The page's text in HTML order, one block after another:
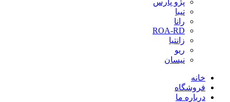
پژو پارس
تیبا
رانا
ROA-RD
زانتیا
ریو
نیسان
خانه
فروشگاه
درباره ما